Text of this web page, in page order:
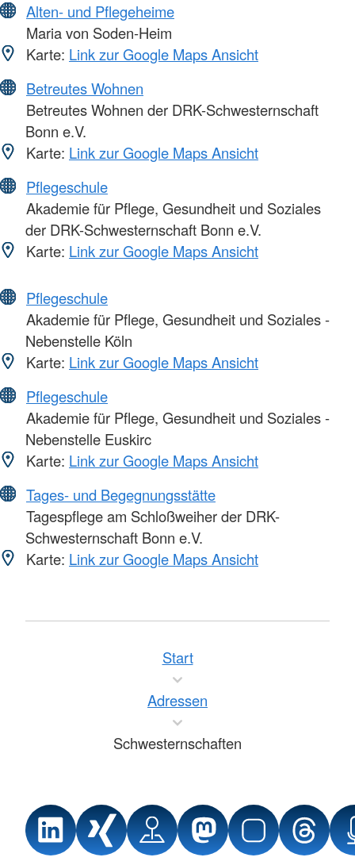
Alten- und Pflegeheime
Maria von Soden-Heim
Karte: Link zur Google Maps Ansicht
Betreutes Wohnen
Betreutes Wohnen der DRK-Schwesternschaft
Bonn e.V.
Karte: Link zur Google Maps Ansicht
Pflegeschule
Akademie für Pflege, Gesundheit und Soziales
der DRK-Schwesternschaft Bonn e.V.
Karte: Link zur Google Maps Ansicht
Pflegeschule
Akademie für Pflege, Gesundheit und Soziales -
Nebenstelle Köln
Karte: Link zur Google Maps Ansicht
Pflegeschule
Akademie für Pflege, Gesundheit und Soziales -
Nebenstelle Euskirc
Karte: Link zur Google Maps Ansicht
Tages- und Begegnungsstätte
Tagespflege am Schloßweiher der DRK-
Schwesternschaft Bonn e.V.
Karte: Link zur Google Maps Ansicht
Start
Adressen
Schwesternschaften